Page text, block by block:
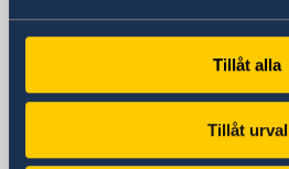
Tillåt alla
Tillåt urval
Albanien
Telefonnummer
+355 4 238 06 50
Fax
+355 4 238 06 60
E-postadress